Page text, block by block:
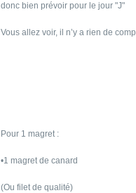
donc bien prévoir pour le jour "J"
Vous allez voir, il n’y a rien de
Pour 1 magret :
•1 magret de canard
(Ou filet de qualité)